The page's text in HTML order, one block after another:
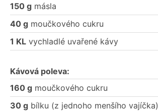
150 g másla
40 g moučkového cukru
1 KL vychladlé uvařené kávy
Kávová poleva:
160 g moučkového cukru
30 g bílku (z jednoho menšího vajíčka)